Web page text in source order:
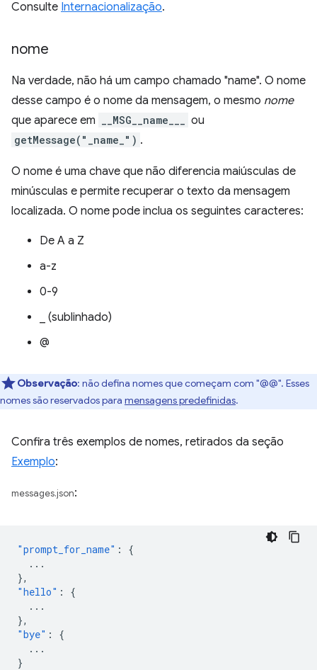
Consulte Internacionalização.
nome
Na verdade, não há um campo chamado "name". O nome
desse campo é o nome da mensagem, o mesmo nome
que aparece em
__MSG__name___ ou
getMessage("_name_") .
O nome é uma chave que não diferencia maiúsculas de
minúsculas e permite recuperar o texto da mensagem
localizada. O nome pode inclua os seguintes caracteres:
De A a Z
a-z
0-9
_ (sublinhado)
@
Observação: não defina nomes que começam com "@@". Esses
nomes são reservados para mensagens predefinidas.
Confira três exemplos de nomes, retirados da seção
Exemplo:
messages.json:
"prompt_for_name" :
{
...
},
"hello" :
{
...
},
"bye" :
{
...
}